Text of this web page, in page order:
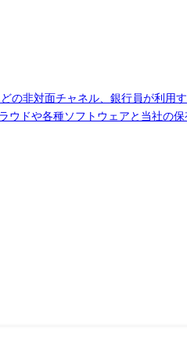
の非対面チャネル、銀行員が利
ドや各種ソフトウェアと当社の